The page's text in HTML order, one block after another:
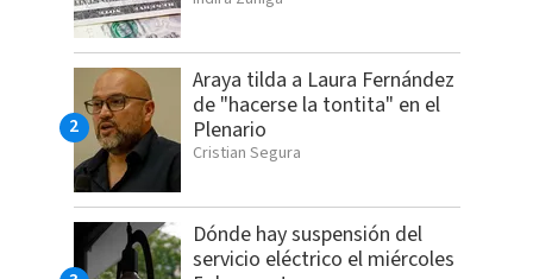
Araya tilda a Laura Fernández
de "hacerse la tontita" en el
Plenario
Cristian Segura
Dónde hay suspensión del
servicio eléctrico el miércoles